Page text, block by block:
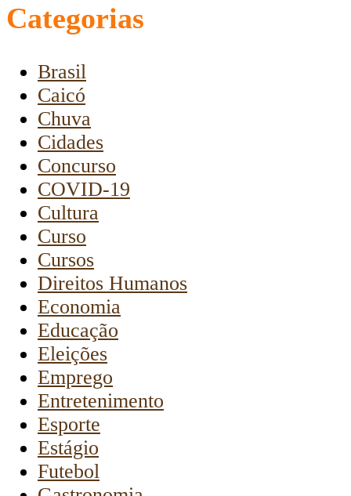
Categorias
Brasil
Caicó
Chuva
Cidades
Concurso
COVID-19
Cultura
Curso
Cursos
Direitos Humanos
Economia
Educação
Eleições
Emprego
Entretenimento
Esporte
Estágio
Futebol